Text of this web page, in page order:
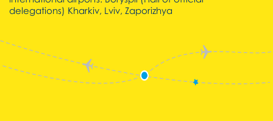
delegations) Kharkiv, Lviv, Zaporizhya